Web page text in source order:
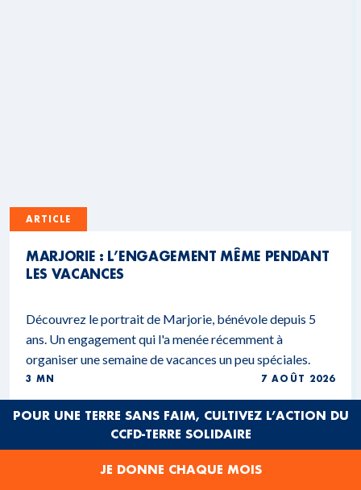
ARTICLE
MARJORIE : L’ENGAGEMENT MÊME PENDANT
LES VACANCES
Découvrez le portrait de Marjorie, bénévole depuis 5
ans. Un engagement qui l'a menée récemment à
organiser une semaine de vacances un peu spéciales.
3 MN 7 AOÛT 2026
POUR UNE TERRE SANS FAIM, CULTIVEZ L’ACTION DU
CCFD-TERRE SOLIDAIRE
JE DONNE CHAQUE MOIS